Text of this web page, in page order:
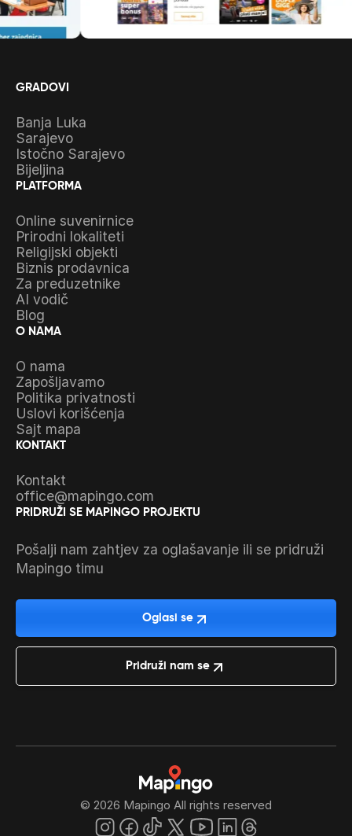
GRADOVI
Banja Luka
Sarajevo
Istočno Sarajevo
Bijeljina
PLATFORMA
Online suvenirnice
Prirodni lokaliteti
Religijski objekti
Biznis prodavnica
Za preduzetnike
AI vodič
Blog
O NAMA
O nama
Zapošljavamo
Politika privatnosti
Uslovi korišćenja
Sajt mapa
KONTAKT
Kontakt
office@mapingo.com
PRIDRUŽI SE MAPINGO PROJEKTU
Pošalji nam zahtjev za oglašavanje ili se pridruži
Mapingo timu
Oglasi se
Pridruži nam se
© 2026 Mapingo All rights reserved